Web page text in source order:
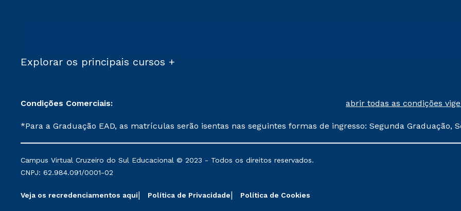
Explorar os principais cursos +
Condições Comerciais: abrir todas as condições
*Para a Graduação EAD, as matrículas serão isentas nas seguintes formas de ingresso: Segunda Graduação,
mantidos conforme negociação. Descontos institucionais poderão sofrer alterações nos períodos de
serviços.
Campus Virtual Cruzeiro do Sul Educacional © 2023 - Todos os direitos reservados.
CNPJ: 62.984.091/0001-02
Veja os recredenciamentos aqui Política de Privacidade Política de Cookies